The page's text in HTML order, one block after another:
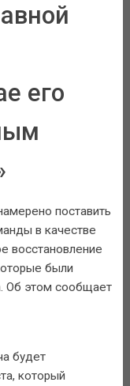
его
поставить
в качестве
восстановление
были
Об этом сообщает
будет
который